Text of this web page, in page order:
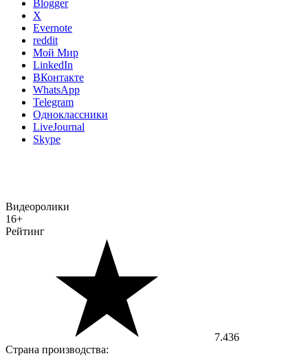
Blogger
X
Evernote
reddit
Мой Мир
LinkedIn
ВКонтакте
WhatsApp
Telegram
Одноклассники
LiveJournal
Skype
Видеоролики
16+
Рейтинг
7.436
Страна производства: